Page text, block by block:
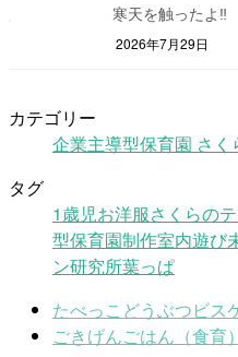
寒天を触ったよ‼
2026年7月29日
カテゴリー
企業主導型保育園 さく
タグ
1歳児お洋服さくらの
型保育園制作室内遊び
ン研究所葉っぱ
たべっこどうぶつビ
ごきげんごはん（食育）